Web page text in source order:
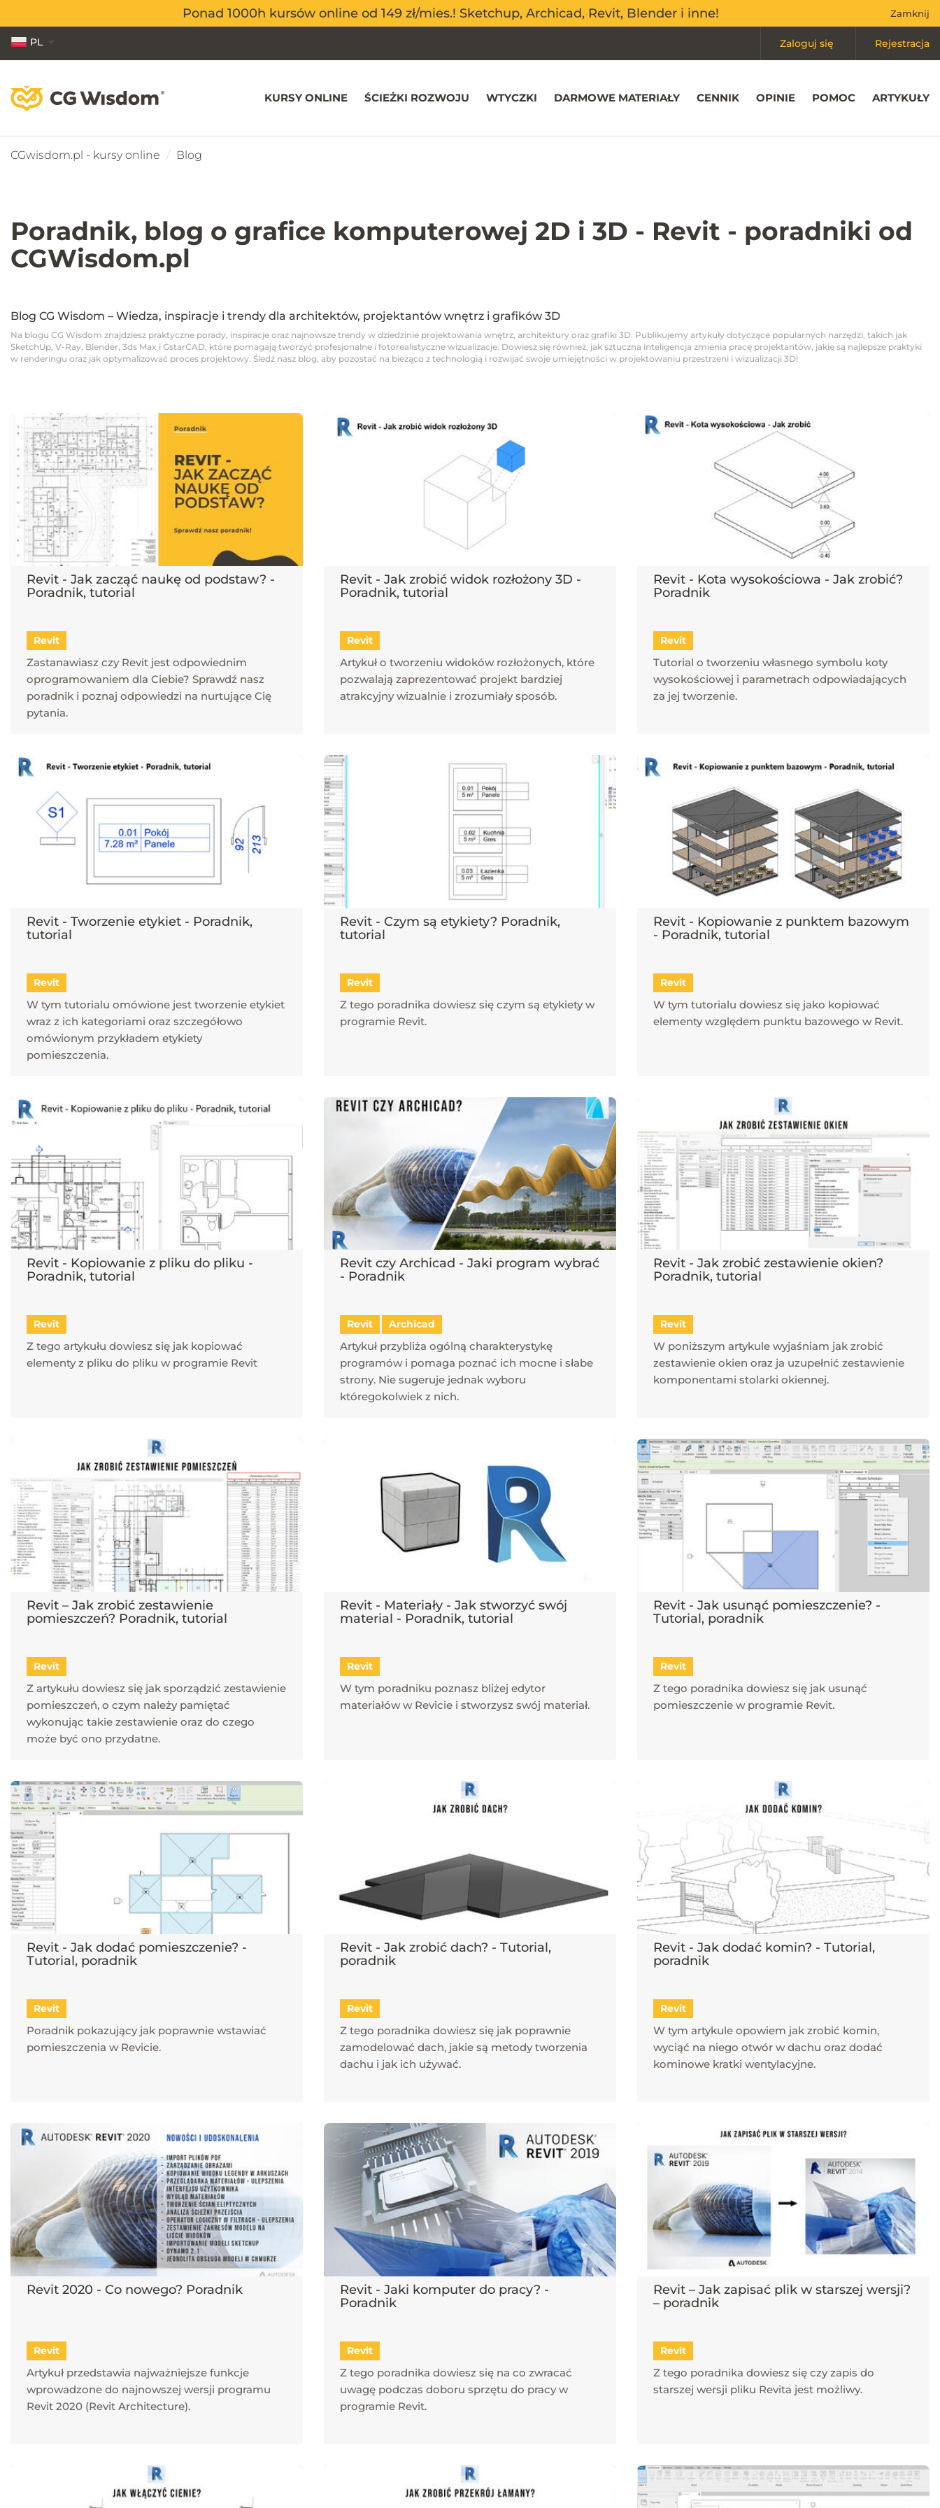
Zamknij
Ponad 1000h kursów online od 149 zł/mies.! Sketchup, Archicad, Revit, Blender i inne! Zamknij
Ponad 1000h kursów online od 149 zł/mies.! Sketchup, Archicad, Revit, Blender i inne!
PL
EN
Mój koszyk
Zaloguj się Rejestracja
KURSY ONLINE ŚCIEŻKI ROZWOJU WTYCZKI DARMOWE MATERIAŁY CENNIK OPINIE POMOC ARTYKUŁY
CGwisdom.pl - kursy online Blog
Poradnik, blog o grafice komputerowej 2D i 3D - Revit - poradniki od
CGWisdom.pl
Blog CG Wisdom – Wiedza, inspiracje i trendy dla architektów, projektantów wnętrz i grafików 3D
Na blogu CG Wisdom znajdziesz praktyczne porady, inspiracje oraz najnowsze trendy w dziedzinie projektowania wnętrz, architektury oraz grafiki 3D. Publikujemy artykuły dotyczące popularnych narzędzi, takich jak
SketchUp, V-Ray, Blender, 3ds Max i GstarCAD, które pomagają tworzyć profesjonalne i fotorealistyczne wizualizacje. Dowiesz się również, jak sztuczna inteligencja zmienia pracę projektantów, jakie są najlepsze praktyki
w renderingu oraz jak optymalizować proces projektowy. Śledź nasz blog, aby pozostać na bieżąco z technologią i rozwijać swoje umiejętności w projektowaniu przestrzeni i wizualizacji 3D!
Revit - Jak zacząć naukę od podstaw? -
Poradnik, tutorial
Revit
Zastanawiasz czy Revit jest odpowiednim
oprogramowaniem dla Ciebie? Sprawdź nasz
poradnik i poznaj odpowiedzi na nurtujące Cię
pytania.
Revit - Jak zrobić widok rozłożony 3D -
Poradnik, tutorial
Revit
Artykuł o tworzeniu widoków rozłożonych, które
pozwalają zaprezentować projekt bardziej
atrakcyjny wizualnie i zrozumiały sposób.
Revit - Kota wysokościowa - Jak zrobić?
Poradnik
Revit
Tutorial o tworzeniu własnego symbolu koty
wysokościowej i parametrach odpowiadających
za jej tworzenie.
Revit - Tworzenie etykiet - Poradnik,
tutorial
Revit
W tym tutorialu omówione jest tworzenie etykiet
wraz z ich kategoriami oraz szczegółowo
omówionym przykładem etykiety
pomieszczenia.
Revit - Czym są etykiety? Poradnik,
tutorial
Revit
Z tego poradnika dowiesz się czym są etykiety w
programie Revit.
Revit - Kopiowanie z punktem bazowym
- Poradnik, tutorial
Revit
W tym tutorialu dowiesz się jako kopiować
elementy względem punktu bazowego w Revit.
Revit - Kopiowanie z pliku do pliku -
Poradnik, tutorial
Revit
Z tego artykułu dowiesz się jak kopiować
elementy z pliku do pliku w programie Revit
Revit czy Archicad - Jaki program wybrać
- Poradnik
Revit Archicad
Artykuł przybliża ogólną charakterystykę
programów i pomaga poznać ich mocne i słabe
strony. Nie sugeruje jednak wyboru
któregokolwiek z nich.
Revit - Jak zrobić zestawienie okien?
Poradnik, tutorial
Revit
W poniższym artykule wyjaśniam jak zrobić
zestawienie okien oraz ja uzupełnić zestawienie
komponentami stolarki okiennej.
Revit – Jak zrobić zestawienie
pomieszczeń? Poradnik, tutorial
Revit
Z artykułu dowiesz się jak sporządzić zestawienie
pomieszczeń, o czym należy pamiętać
wykonując takie zestawienie oraz do czego
może być ono przydatne.
Revit - Materiały - Jak stworzyć swój
material - Poradnik, tutorial
Revit
W tym poradniku poznasz bliżej edytor
materiałów w Revicie i stworzysz swój materiał.
Revit - Jak usunąć pomieszczenie? -
Tutorial, poradnik
Revit
Z tego poradnika dowiesz się jak usunąć
pomieszczenie w programie Revit.
Revit - Jak dodać pomieszczenie? -
Tutorial, poradnik
Revit
Poradnik pokazujący jak poprawnie wstawiać
pomieszczenia w Revicie.
Revit - Jak zrobić dach? - Tutorial,
poradnik
Revit
Z tego poradnika dowiesz się jak poprawnie
zamodelować dach, jakie są metody tworzenia
dachu i jak ich używać.
Revit - Jak dodać komin? - Tutorial,
poradnik
Revit
W tym artykule opowiem jak zrobić komin,
wyciąć na niego otwór w dachu oraz dodać
kominowe kratki wentylacyjne.
Revit 2020 - Co nowego? Poradnik
Revit
Artykuł przedstawia najważniejsze funkcje
wprowadzone do najnowszej wersji programu
Revit 2020 (Revit Architecture).
Revit - Jaki komputer do pracy? -
Poradnik
Revit
Z tego poradnika dowiesz się na co zwracać
uwagę podczas doboru sprzętu do pracy w
programie Revit.
Revit – Jak zapisać plik w starszej wersji?
– poradnik
Revit
Z tego poradnika dowiesz się czy zapis do
starszej wersji pliku Revita jest możliwy.